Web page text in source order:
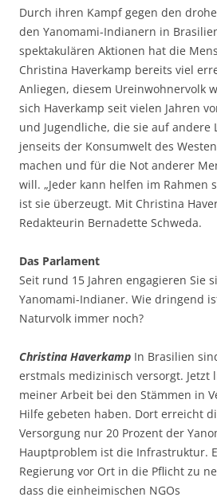
Durch ihren Kampf gegen den
den Yanomami-Indianern in
spektakulären Aktionen hat die
Christina Haverkamp bereits viel
Anliegen, diesem Ureinwohnervolk
sich Haverkamp seit vielen Jahren
und Jugendliche, die sie auf andere
jenseits der Konsumwelt des
machen und für die Not anderer
will. „Jeder kann helfen im Rahmen
ist sie überzeugt. Mit Christina
Redakteurin Bernadette Schweda.
Das Parlament
Seit rund 15 Jahren engagieren Sie
Yanomami-Indianer. Wie dringend
Naturvolk immer noch?
Christina Haverkamp In Brasilien
erstmals medizinisch versorgt. Jetzt
meiner Arbeit bei den Stämmen in
Hilfe gebeten haben. Dort erreicht
Versorgung nur 20 Prozent der
Hauptproblem ist die Infrastruktur.
Regierung vor Ort in die Pflicht zu
dass die einheimischen NGOs